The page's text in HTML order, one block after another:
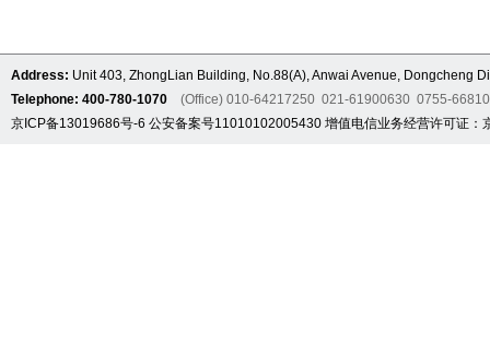
Address: Unit 403, ZhongLian Building, No.88(A), Anwai Avenue, Dongcheng
Telephone: 400-780-1070 (Office) 010-64217250 021-61900630 0755-
京ICP备13019686号-6 公安备案号11010102005430 增值电信业务经营许可证：